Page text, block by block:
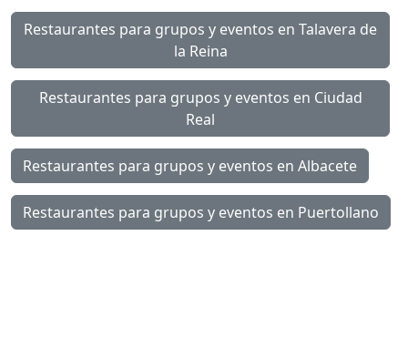
Restaurantes para grupos y eventos en Talavera de
la Reina
Restaurantes para grupos y eventos en Ciudad
Real
Restaurantes para grupos y eventos en Albacete
Restaurantes para grupos y eventos en Puertollano